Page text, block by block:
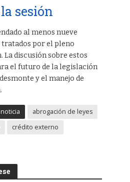
sesión
al menos nueve
por el pleno
La discusión sobre estos
el futuro de la legislación
y el manejo de
abrogación de leyes
crédito externo